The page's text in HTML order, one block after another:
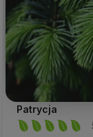
Patrycja